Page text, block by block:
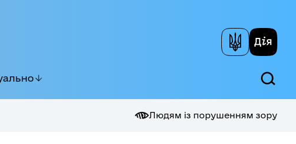
Людям із порушенням зору